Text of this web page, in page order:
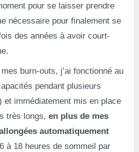
pour se laisser prendre
nécessaire pour finalement se
des années à avoir court-
burn-outs, j’ai fonctionné au
pendant plusieurs
et immédiatement mis en place
très longs, en plus de mes
automatiquement
à 18 heures de sommeil par